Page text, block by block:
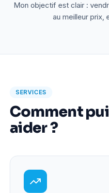
Mon objectif est clair :
au meilleur prix,
SERVICES
Comment
aider ?